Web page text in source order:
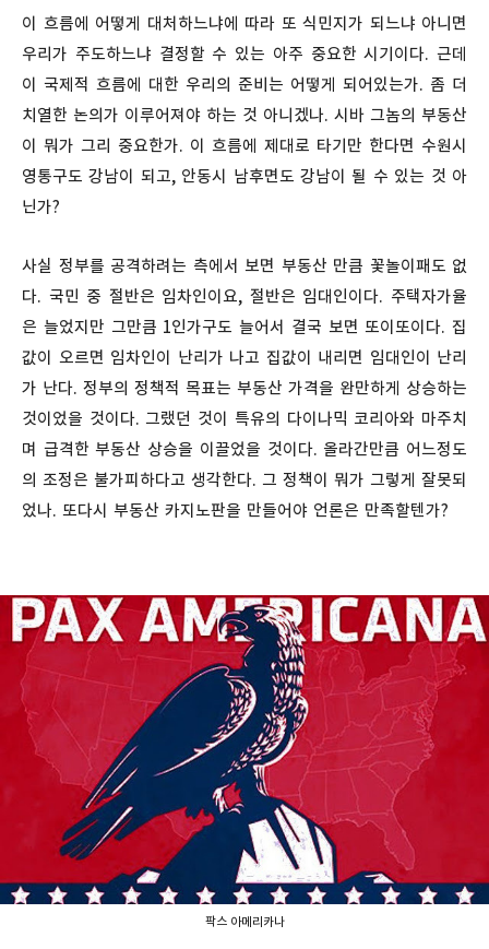
이 흐름에 어떻게 대처하느냐에 따라 또 식민지가 되느냐 아니면
우리가 주도하느냐 결정할 수 있는 아주 중요한 시기이다. 근데
이 국제적 흐름에 대한 우리의 준비는 어떻게 되어있는가. 좀 더
치열한 논의가 이루어져야 하는 것 아니겠나. 시바 그놈의 부동산
이 뭐가 그리 중요한가. 이 흐름에 제대로 타기만 한다면 수원시
영통구도 강남이 되고, 안동시 남후면도 강남이 될 수 있는 것 아
닌가?
사실 정부를 공격하려는 측에서 보면 부동산 만큼 꽃놀이패도 없
다. 국민 중 절반은 임차인이요, 절반은 임대인이다. 주택자가율
은 늘었지만 그만큼 1인가구도 늘어서 결국 보면 또이또이다. 집
값이 오르면 임차인이 난리가 나고 집값이 내리면 임대인이 난리
가 난다. 정부의 정책적 목표는 부동산 가격을 완만하게 상승하는
것이었을 것이다. 그랬던 것이 특유의 다이나믹 코리아와 마주치
며 급격한 부동산 상승을 이끌었을 것이다. 올라간만큼 어느정도
의 조정은 불가피하다고 생각한다. 그 정책이 뭐가 그렇게 잘못되
었나. 또다시 부동산 카지노판을 만들어야 언론은 만족할텐가?
팍스 아메리카나